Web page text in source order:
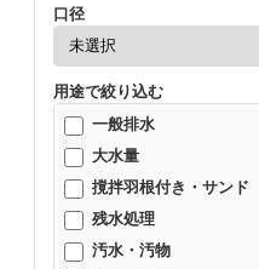
口径
用途で絞り込む
一般排水
大水量
撹拌羽根付き・サンド
残水処理
汚水・汚物